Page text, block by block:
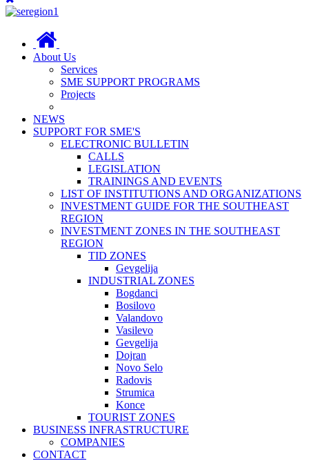
About Us
Services
SME SUPPORT PROGRAMS
Projects
NEWS
SUPPORT FOR SME'S
ELECTRONIC BULLETIN
CALLS
LEGISLATION
TRAININGS AND EVENTS
LIST OF INSTITUTIONS AND ORGANIZATIONS
INVESTMENT GUIDE FOR THE SOUTHEAST
REGION
INVESTMENT ZONES IN THE SOUTHEAST
REGION
TID ZONES
Gevgelija
INDUSTRIAL ZONES
Bogdanci
Bosilovo
Valandovo
Vasilevo
Gevgelija
Dojran
Novo Selo
Radovis
Strumica
Konce
TOURIST ZONES
BUSINESS INFRASTRUCTURE
COMPANIES
CONTACT